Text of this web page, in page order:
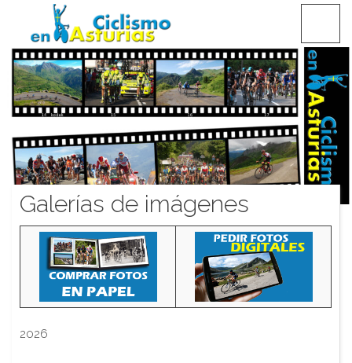
CICLISMO EN ASTURIAS
Galerías de imágenes
2026